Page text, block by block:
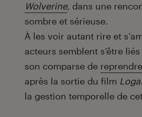
Wolverine, dans une
sombre et sérieuse.
À les voir autant rire et
acteurs semblent s’être
son comparse de
après la sortie du film
la gestion temporelle de